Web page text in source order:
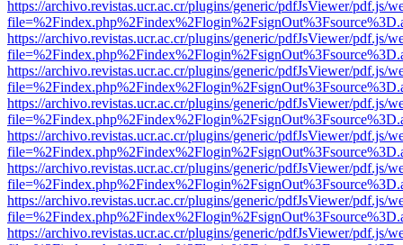
https://archivo.revistas.ucr.ac.cr/plugins/generic/pdfJsViewer/pdf.js/
https://archivo.revistas.ucr.ac.cr/plugins/generic/pdfJsViewer/pdf.js/
https://archivo.revistas.ucr.ac.cr/plugins/generic/pdfJsViewer/pdf.js/
https://archivo.revistas.ucr.ac.cr/plugins/generic/pdfJsViewer/pdf.js/
https://archivo.revistas.ucr.ac.cr/plugins/generic/pdfJsViewer/pdf.js/
https://archivo.revistas.ucr.ac.cr/plugins/generic/pdfJsViewer/pdf.js/
https://archivo.revistas.ucr.ac.cr/plugins/generic/pdfJsViewer/pdf.js/
https://archivo.revistas.ucr.ac.cr/plugins/generic/pdfJsViewer/pdf.js/